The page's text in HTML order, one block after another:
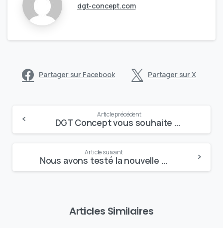
dgt-concept.com
Partager sur Facebook Partager sur X
Reading
Article précédent
DGT Concept vous souhaite de très belles vacances.
Article suivant
Nous avons testé la nouvelle version d'ECMG 7.2.0 !
Articles Similaires